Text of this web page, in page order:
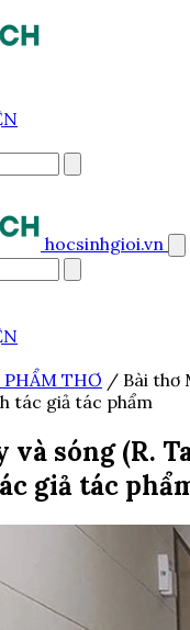
hocsinhgioi.vn
PHẨM THƠ / Bài thơ
tác giả tác phẩm
và sóng (R.
giả tác